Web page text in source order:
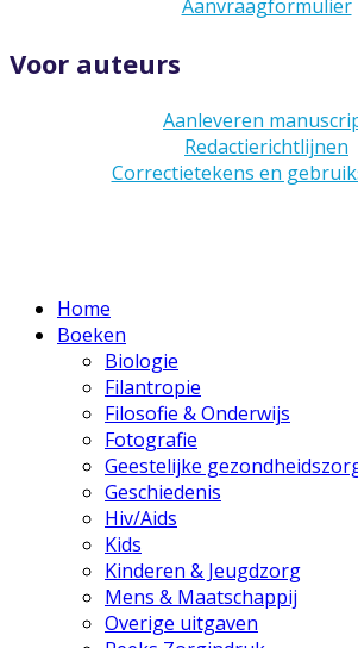
Aanvraagformulier
Voor auteurs
Aanleveren
Redactierichtlijnen
Correctietekens en
Home
Boeken
Biologie
Filantropie
Filosofie & Onderwijs
Fotografie
Geestelijke
Geschiedenis
Hiv/Aids
Kids
Kinderen & Jeugdzorg
Mens & Maatschappij
Overige uitgaven